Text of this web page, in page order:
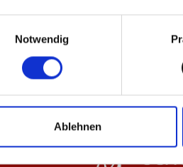
Notwendig
Ablehnen